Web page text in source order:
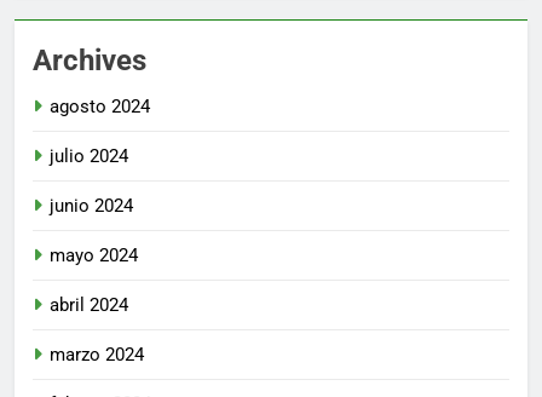
Archives
agosto 2024
julio 2024
junio 2024
mayo 2024
abril 2024
marzo 2024